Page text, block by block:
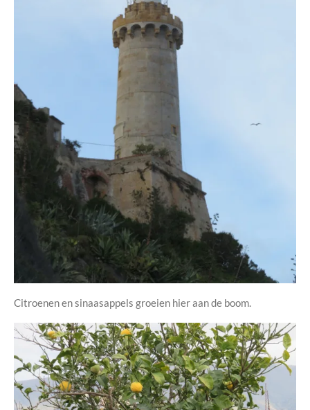
Citroenen en sinaasappels groeien hier aan de boom.